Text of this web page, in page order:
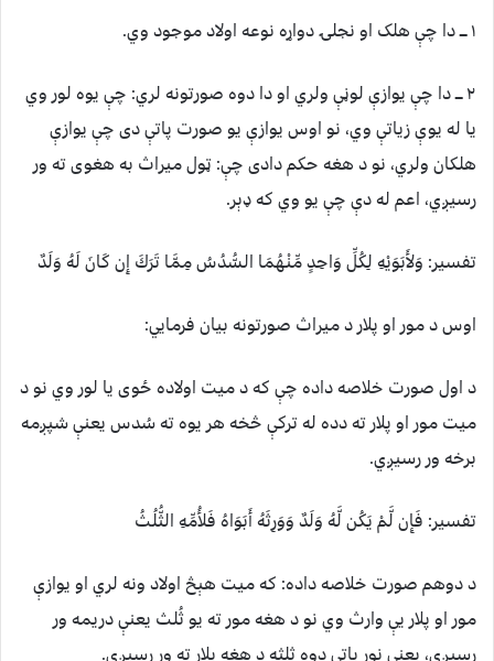
١ ـــ دا چې هلک او نجلۍ دواړه نوعه اولاد موجود وي.
٢ ـــ دا چې يوازې لوڼې ولري او دا دوه صورتونه لري: چې يوه لور وي
يا له يوې زياتې وي، نو اوس يوازې يو صورت پاتې دى چې يوازې
هلکان ولري، نو د هغه حکم دادى چې: ټول ميراث به هغوى ته ور
رسيږي، اعم له دې چې يو وي که ډېر.
تفسیر: وَلأَبَوَيْهِ لِكُلِّ وَاحِدٍ مِّنْهُمَا السُّدُسُ مِمَّا تَرَكَ إِن كَانَ لَهُ وَلَدٌ
اوس د مور او پلار د ميراث صورتونه بيان فرمايي:
د اول صورت خلاصه داده چې که د ميت اولاده ځوى يا لور وي نو د
ميت مور او پلار ته دده له ترکې څخه هر يوه ته سُدس يعنې شپږمه
برخه ور رسيږي.
تفسیر: فَإِن لَّمْ يَكُن لَّهُ وَلَدٌ وَوَرِثَهُ أَبَوَاهُ فَلأُمِّهِ الثُّلُثُ
د دوهم صورت خلاصه داده: که ميت هېڅ اولاد ونه لري او يوازې
مور او پلار يې وارث وي نو د هغه مور ته يو ثُلث يعنې دريمه ور
رسيږي، يعنې نور پاتې دوه ثلثه د هغه پلار ته ور رسيږي.